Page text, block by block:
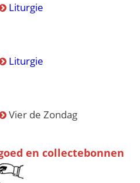
Liturgie
Liturgie
Vier de Zondag
en collectebonnen